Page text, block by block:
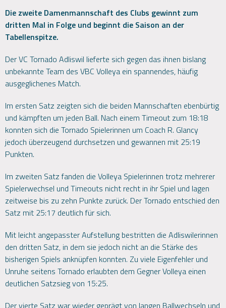
Die zweite Damenmannschaft des Clubs gewinnt zum
dritten Mal in Folge und beginnt die Saison an der
Tabellenspitze.
Der VC Tornado Adliswil lieferte sich gegen das ihnen bislang
unbekannte Team des VBC Volleya ein spannendes, häufig
ausgeglichenes Match.
Im ersten Satz zeigten sich die beiden Mannschaften ebenbürtig
und kämpften um jeden Ball. Nach einem Timeout zum 18:18
konnten sich die Tornado Spielerinnen um Coach R. Glancy
jedoch überzeugend durchsetzen und gewannen mit 25:19
Punkten.
Im zweiten Satz fanden die Volleya Spielerinnen trotz mehrerer
Spielerwechsel und Timeouts nicht recht in ihr Spiel und lagen
zeitweise bis zu zehn Punkte zurück. Der Tornado entschied den
Satz mit 25:17 deutlich für sich.
Mit leicht angepasster Aufstellung bestritten die Adliswilerinnen
den dritten Satz, in dem sie jedoch nicht an die Stärke des
bisherigen Spiels anknüpfen konnten. Zu viele Eigenfehler und
Unruhe seitens Tornado erlaubten dem Gegner Volleya einen
deutlichen Satzsieg von 15:25.
Der vierte Satz war wieder geprägt von langen Ballwechseln und